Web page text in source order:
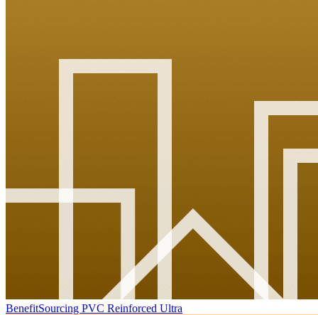
BenefitSourcing PVC Reinforced Ultra